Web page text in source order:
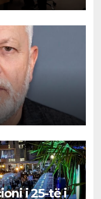
i 25-të i